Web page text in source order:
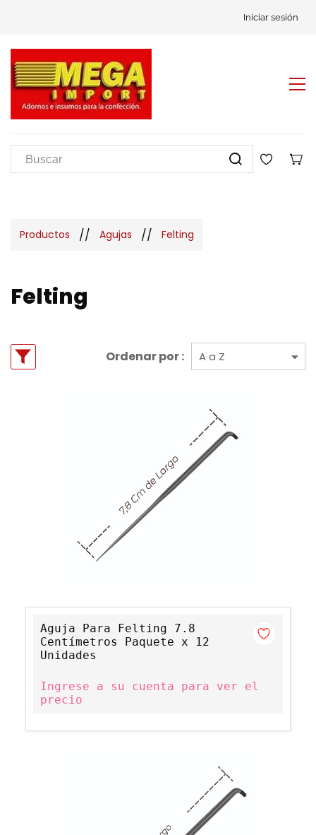
Iniciar sesión
Productos // Agujas // Felting
Felting
Ordenar por :
Aguja Para Felting 7.8
Centímetros Paquete x 12
Unidades
Ingrese a su cuenta para ver el
precio